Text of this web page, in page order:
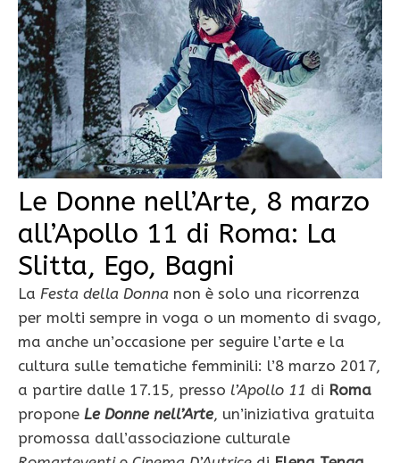
Le Donne nell’Arte, 8 marzo
all’Apollo 11 di Roma: La
Slitta, Ego, Bagni
La Festa della Donna non è solo una ricorrenza
per molti sempre in voga o un momento di svago,
ma anche un’occasione per seguire l’arte e la
cultura sulle tematiche femminili: l’8 marzo 2017,
a partire dalle 17.15, presso l’Apollo 11 di Roma
propone Le Donne nell’Arte, un’iniziativa gratuita
promossa dall’associazione culturale